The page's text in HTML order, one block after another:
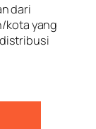
dari
kota yang